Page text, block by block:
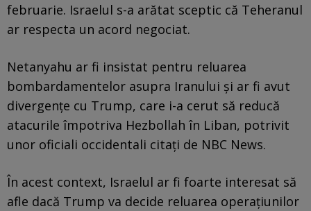
februarie. Israelul s-a arătat sceptic că Teheranul
ar respecta un acord negociat.
Netanyahu ar fi insistat pentru reluarea
bombardamentelor asupra Iranului și ar fi avut
divergențe cu Trump, care i-a cerut să reducă
atacurile împotriva Hezbollah în Liban, potrivit
unor oficiali occidentali citați de NBC News.
În acest context, Israelul ar fi foarte interesat să
afle dacă Trump va decide reluarea operațiunilor